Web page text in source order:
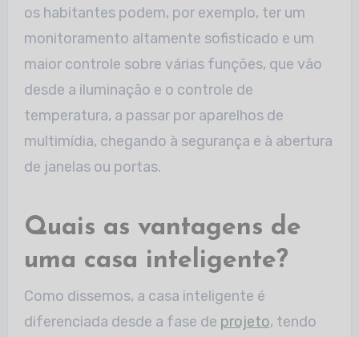
os habitantes podem, por exemplo, ter um
monitoramento altamente sofisticado e um
maior controle sobre várias funções, que vão
desde a iluminação e o controle de
temperatura, a passar por aparelhos de
multimídia, chegando à segurança e à abertura
de janelas ou portas.
Quais as vantagens de
uma casa inteligente?
Como dissemos, a casa inteligente é
diferenciada desde a fase de projeto, tendo